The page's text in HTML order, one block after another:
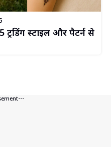
ट्रेंडिंग स्टाइल और पैटर्न से